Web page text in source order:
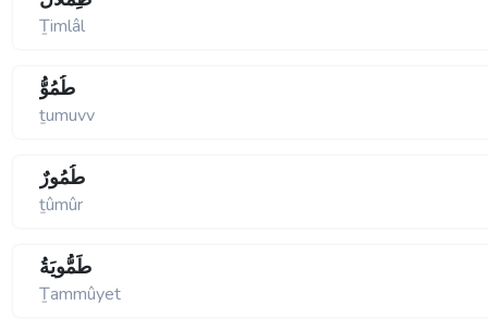
Ṯimlâl
طُمُوُّ
ṯumuvv
طُمُورٌ
ṯûmûr
طَمُّويَةُ
Ṯammûyet